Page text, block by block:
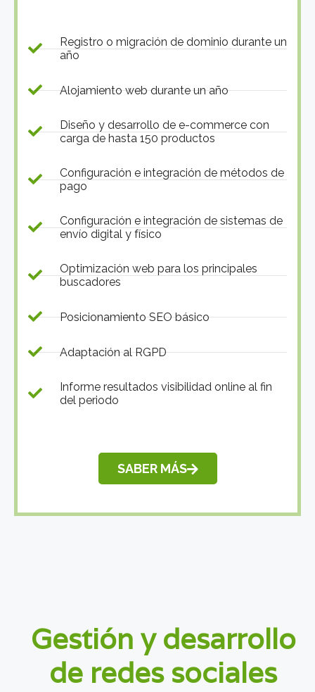
Registro o migración de dominio durante un
año
Alojamiento web durante un año
Diseño y desarrollo de e-commerce con
carga de hasta 150 productos
Configuración e integración de métodos de
pago
Configuración e integración de sistemas de
envío digital y físico
Optimización web para los principales
buscadores
Posicionamiento SEO básico
Adaptación al RGPD
Informe resultados visibilidad online al fin
del periodo
SABER MÁS
Gestión y desarrollo
de redes sociales